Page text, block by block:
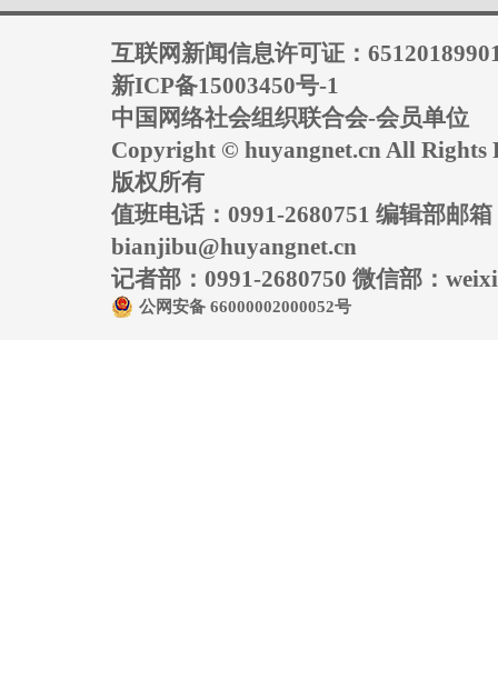
互联网新闻信息许可证：
新ICP备15003450号-1
中国网络社会组织联合会-会员单位
Copyright © huyangnet.cn All Rights
版权所有
值班电话：0991-2680751 编辑部邮箱
bianjibu@huyangnet.cn
记者部：0991-2680750 微信部：
公网安备 66000002000052号